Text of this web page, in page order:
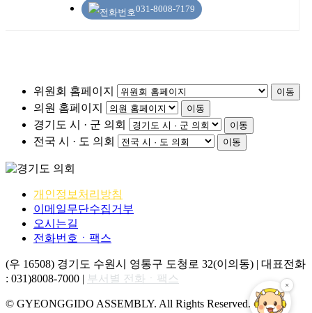
031-8008-7179
위원회 홈페이지 이동
의원 홈페이지 이동
경기도 시 · 군 의회 이동
전국 시 · 도 의회 이동
개인정보처리방침
이메일무단수집거부
오시는길
전화번호ㆍ팩스
(우 16508) 경기도 수원시 영통구 도청로 32(이의동) | 대표전화
: 031)8008-7000 | 부서별 전화ㆍ팩스
© GYEONGGIDO ASSEMBLY. All Rights Reserved.